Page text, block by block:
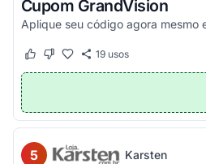
Cupom GrandVision
Este cupom funcionou
Este cupom não funcionou
19usos
5 Karsten